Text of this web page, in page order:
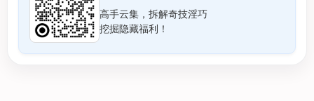
高手云集，拆解奇技淫巧
挖掘隐藏福利！